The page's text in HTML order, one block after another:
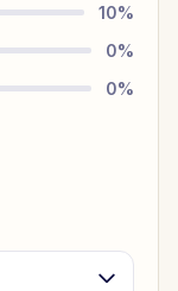
10%
0%
0%